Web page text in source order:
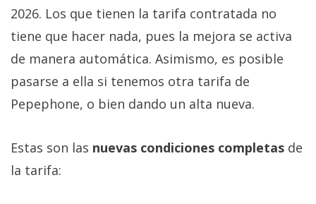
2026. Los que tienen la tarifa contratada no
tiene que hacer nada, pues la mejora se activa
de manera automática. Asimismo, es posible
pasarse a ella si tenemos otra tarifa de
Pepephone, o bien dando un alta nueva.
Estas son las nuevas condiciones completas de
la tarifa: